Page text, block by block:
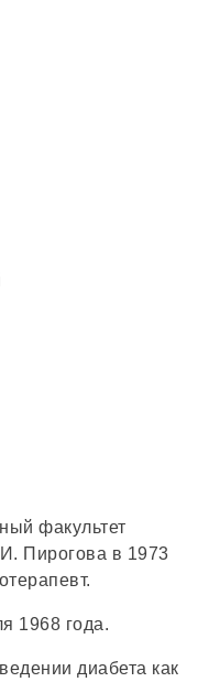
факультет
Пирогова в 1973
1968 года.
диабета как